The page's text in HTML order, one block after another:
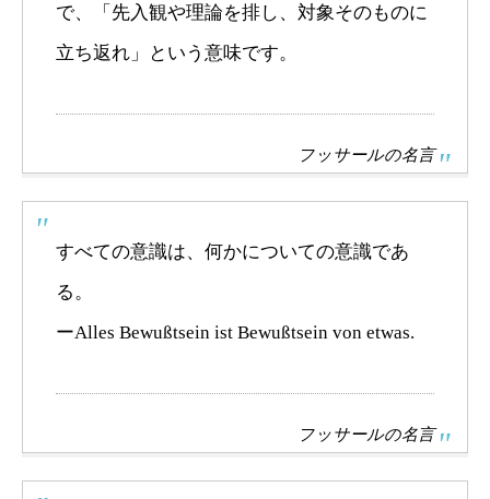
で、「先入観や理論を排し、対象そのものに
立ち返れ」という意味です。
フッサールの名言
すべての意識は、何かについての意識であ
る。
ーAlles Bewußtsein ist Bewußtsein von etwas.
フッサールの名言